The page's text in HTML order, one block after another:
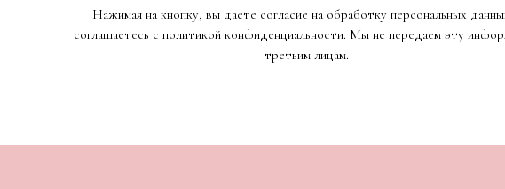
Нажимая на кнопку, вы даете согласие на обработку персональных
соглашаетесь c политикой конфиденциальности. Мы не передаем эту
третьим лицам.